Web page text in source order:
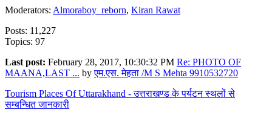
Moderators: Almoraboy_reborn, Kiran Rawat
Posts: 11,227
Topics: 97
Last post: February 28, 2017, 10:30:32 PM Re: PHOTO OF
MAANA,LAST ... byएम.एस. मेहता /M S Mehta 9910532720
Tourism Places Of Uttarakhand - उत्तराखण्ड के पर्यटन स्थलों से
सम्बन्धित जानकारी